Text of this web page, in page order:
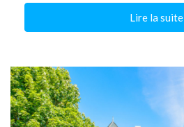
Lire la suite